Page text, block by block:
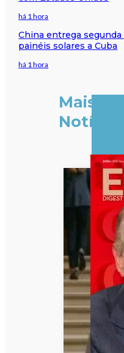
há 1 hora
China entrega segunda
painéis solares a Cuba
há 1 hora
Mais
Notícias